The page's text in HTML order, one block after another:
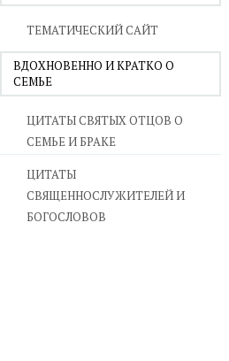
ТЕМАТИЧЕСКИЙ САЙТ
ВДОХНОВЕННО И КРАТКО О
СЕМЬЕ
ЦИТАТЫ СВЯТЫХ ОТЦОВ О
СЕМЬЕ И БРАКЕ
ЦИТАТЫ
СВЯЩЕННОСЛУЖИТЕЛЕЙ И
БОГОСЛОВОВ